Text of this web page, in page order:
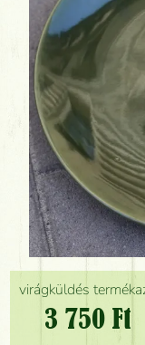
virágküldés
3 750 Ft